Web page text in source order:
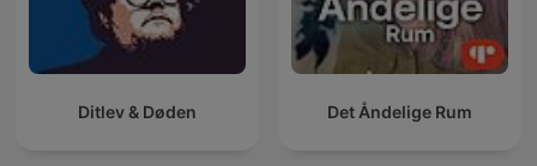
Ditlev & Døden Det Åndelige Rum